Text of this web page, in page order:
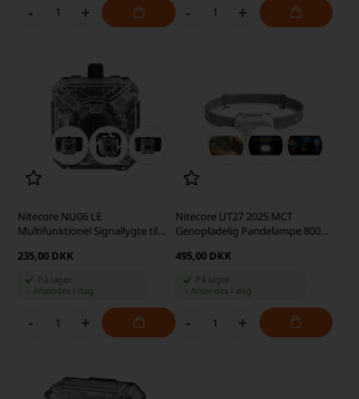
- + - +
Nitecore NU06 LE
Multifunktionel Signallygte til
235,00 DKK
På lager
-Afsendes i dag
- +
Nitecore UT27 2025 MCT
Genopladelig Pandelampe 800
495,00 DKK
På lager
Afsendes i dag
- +